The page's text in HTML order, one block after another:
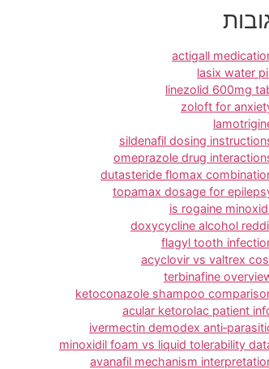
actigall
lasix water
linezolid 600mg
zoloft for
sildenafil dosing
omeprazole drug
dutasteride flomax
topamax dosage for
is rogaine
doxycycline alcohol
flagyl tooth
acyclovir vs valtrex
terbinafine
ketoconazole shampoo
acular ketorolac patient
ivermectin demodex
minoxidil foam vs liquid tolerability
avanafil mechanism